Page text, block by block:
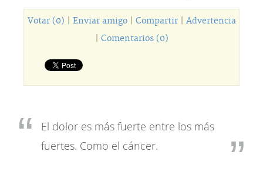
Votar (0) Enviar amigo| Compartir| Advertencia
Comentarios (0)
El dolor es más fuerte entre los más
fuertes. Como el cáncer.